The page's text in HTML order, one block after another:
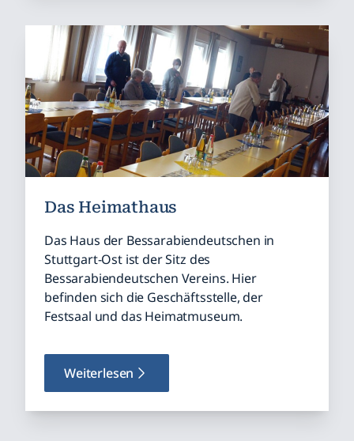
Das Heimathaus
Das Haus der Bessarabiendeutschen in
Stuttgart-Ost ist der Sitz des
Bessarabiendeutschen Vereins. Hier
befinden sich die Geschäftsstelle, der
Festsaal und das Heimatmuseum.
Weiterlesen